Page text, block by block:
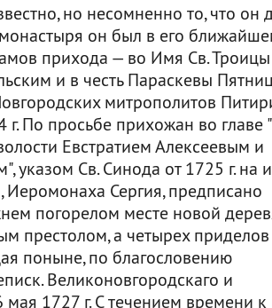
но несомненно то, что он
он был в его
прихода — во Имя Св. Троицы
и в честь Параскевы
митрополитов
По просьбе прихожан во главе
Евстратием Алексеевым и
указом Св. Синода от 1725 г. на
Иеромонаха Сергия, предписано
погорелом месте новой
престолом, а четырех
поныне, по благословению
Великоновгородскаго и
1727 г. С течением времени